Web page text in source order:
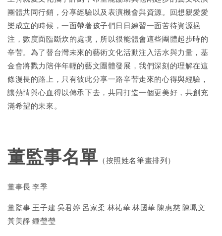
團體共同行銷，分享經驗以及表演機會與資源。回想親愛愛
樂成立的時候，一面帶著孩子們日日練習一面苦待資源挹
注，數度面臨斷炊的處境，所以很能體會這些團體起步時的
辛苦。為了替台灣未來的藝術文化活動注入活水與力量，基
金會將戮力陪伴年輕的藝文團體發展，我們深刻的理解在這
條漫長的路上，只有彼此分享一路辛苦走來的心得與經驗，
讓熱情與心血得以傳承下去，共同打造一個更美好，共創充
滿希望的未來。
董監事名單 （按照姓名筆畫排列）
董事長 李季
董監事 王子建 吳君婷 呂家柔 林祐華 林國華 陳惠慈 陳珮文
黃美靜 鍾瑩瑩